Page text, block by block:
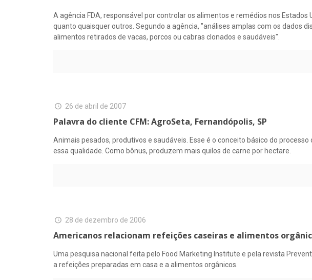
A agência FDA, responsável por controlar os alimentos e remédios nos
quanto quaisquer outros. Segundo a agência, "análises amplas com os dados
alimentos retirados de vacas, porcos ou cabras clonados e saudáveis".
26 de abril de 2007
Palavra do cliente CFM: AgroSeta, Fernandópolis, SP
Animais pesados, produtivos e saudáveis. Esse é o conceito básico do
essa qualidade. Como bônus, produzem mais quilos de carne por hectare.
28 de dezembro de 2006
Americanos relacionam refeições caseiras e alimentos
Uma pesquisa nacional feita pelo Food Marketing Institute e pela revista
a refeições preparadas em casa e a alimentos orgânicos.